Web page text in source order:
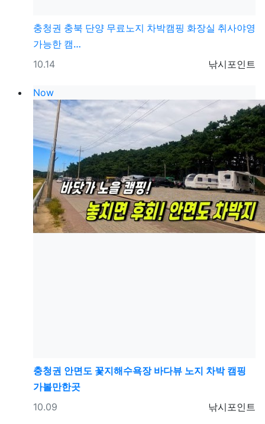
충청권 충북 단양 무료노지 차박캠핑 화장실 취사야영
가능한 캠…
등록자
낚시포인트
등록일
10.14
Now
충청권 안면도 꽃지해수욕장 바다뷰 노지 차박 캠핑
가볼만한곳
등록자
낚시포인트
등록일
10.09